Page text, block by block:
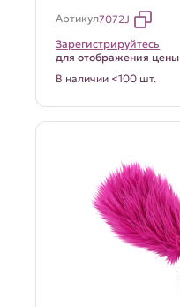
Артикул7072J
Зарегистрируйтесь
для отображения цены
В наличии <100 шт.